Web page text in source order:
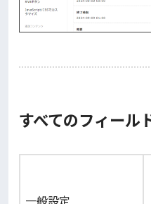
すべてのフィール